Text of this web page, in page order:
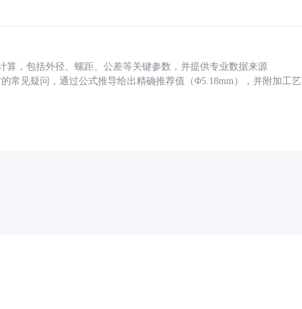
算，包括外径、螺距、公差等关键参数，并提供专业数据来源
常见疑问，通过公式推导给出精确推荐值（Φ5.18mm），并附加工艺